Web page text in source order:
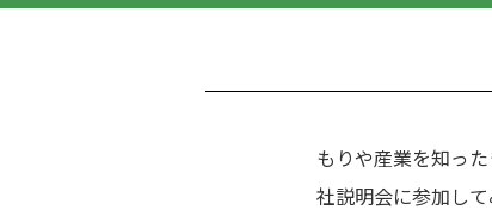
もりや産業を知っ
社説明会に参加し